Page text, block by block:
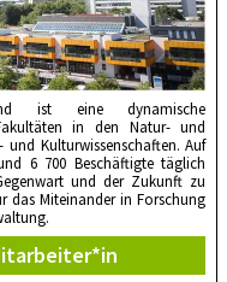
ist eine dynamische
in den Natur- und
und Kulturwissenschaften. Auf
6 700 Beschäftigte täglich
und der Zukunft zu
das Miteinander in Forschung